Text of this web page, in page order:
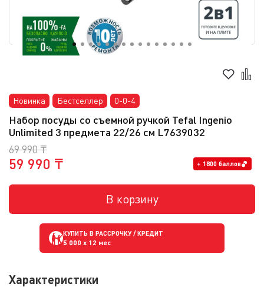
Новинка Бестселлер 0-0-4
Набор посуды со съемной ручкой Tefal Ingenio
Unlimited 3 предмета 22/26 см L7639032
69 990 ₸
59 990 ₸ + 1800 баллов
В корзину
КУПИТЬ В РАССРОЧКУ / КРЕДИТ
5 000 x 12 мес
Характеристики